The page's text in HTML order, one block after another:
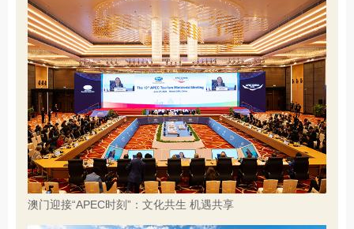
澳门迎接“APEC时刻”：文化共生 机遇共享